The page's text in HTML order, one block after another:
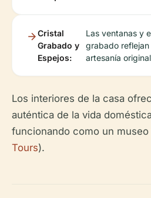
Cristal
Grabado y
Espejos:
Las ventanas y
grabado
artesanía
Los interiores de la casa
auténtica de la vida
funcionando como un
Tours).